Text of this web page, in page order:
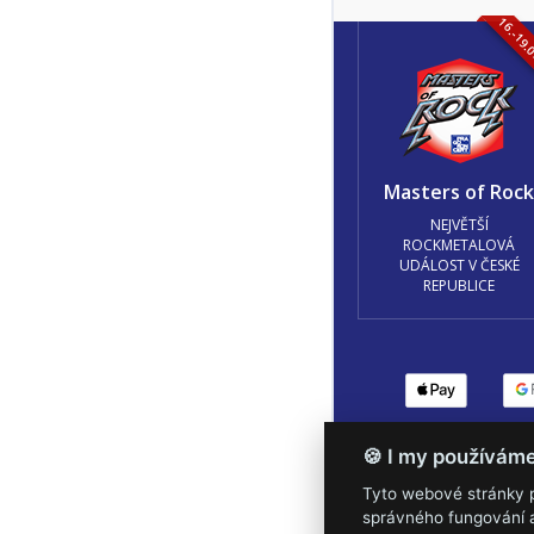
16.-
Masters of Rock
NEJVĚTŠÍ
ROCKMETALOVÁ
UDÁLOST V ČESKÉ
REPUBLICE
🍪 I my
Tyto webové stránky
správného fungování